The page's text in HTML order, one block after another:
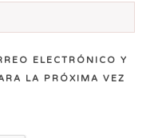
ELECTRÓNICO Y
LA PRÓXIMA VEZ